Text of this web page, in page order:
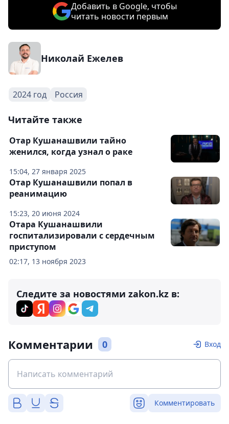
Добавить в Google, чтобы
читать новости первым
Николай Ежелев
2024 год Россия
Читайте также
15:04, 27 января 2025
Отар Кушанашвили тайно
женился, когда узнал о раке
15:23, 20 июня 2024
Отар Кушанашвили попал в
реанимацию
02:17, 13 ноября 2023
Отара Кушанашвили
госпитализировали с сердечным
приступом
Следите за новостями zakon.kz в:
Комментарии 0 Вход
Комментировать